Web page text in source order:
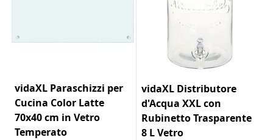
vidaXL Paraschizzi per
Cucina Color Latte
70x40 cm in Vetro
Temperato
vidaXL Distributore
d'Acqua XXL con
Rubinetto Trasparente
8 L Vetro